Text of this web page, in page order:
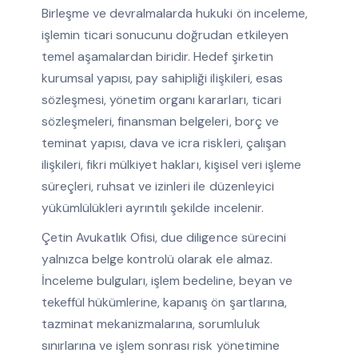
Birleşme ve devralmalarda hukuki ön inceleme,
işlemin ticari sonucunu doğrudan etkileyen
temel aşamalardan biridir. Hedef şirketin
kurumsal yapısı, pay sahipliği ilişkileri, esas
sözleşmesi, yönetim organı kararları, ticari
sözleşmeleri, finansman belgeleri, borç ve
teminat yapısı, dava ve icra riskleri, çalışan
ilişkileri, fikri mülkiyet hakları, kişisel veri işleme
süreçleri, ruhsat ve izinleri ile düzenleyici
yükümlülükleri ayrıntılı şekilde incelenir.
Çetin Avukatlık Ofisi, due diligence sürecini
yalnızca belge kontrolü olarak ele almaz.
İnceleme bulguları, işlem bedeline, beyan ve
tekeffül hükümlerine, kapanış ön şartlarına,
tazminat mekanizmalarına, sorumluluk
sınırlarına ve işlem sonrası risk yönetimine